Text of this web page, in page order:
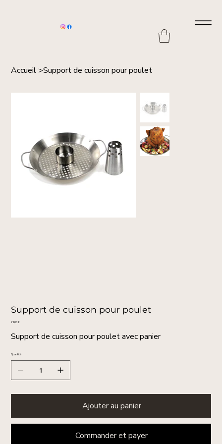
Accueil >Support de cuisson pour poulet
Support de cuisson pour poulet
Prix
79,00 €
Support de cuisson pour poulet avec panier
Quantité
Ajouter au panier
Commander et payer